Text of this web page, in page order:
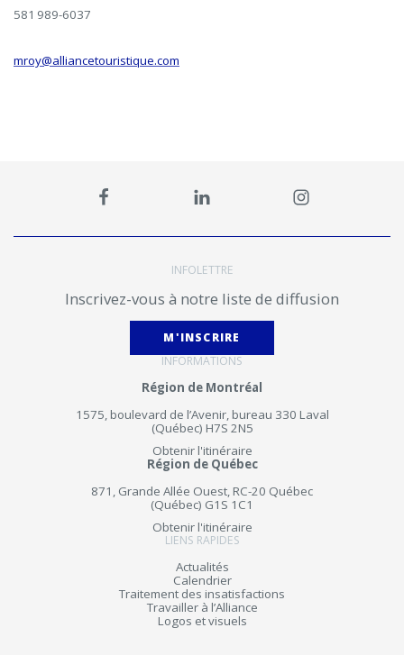
581 989-6037
mroy@alliancetouristique.com
INFOLETTRE
Inscrivez-vous à notre liste de diffusion
M'INSCRIRE
INFORMATIONS
Région de Montréal
1575, boulevard de l’Avenir, bureau 330 Laval
(Québec) H7S 2N5
Obtenir l'itinéraire
Région de Québec
871, Grande Allée Ouest, RC-20 Québec
(Québec) G1S 1C1
Obtenir l'itinéraire
LIENS RAPIDES
Actualités
Calendrier
Traitement des insatisfactions
Travailler à l’Alliance
Logos et visuels